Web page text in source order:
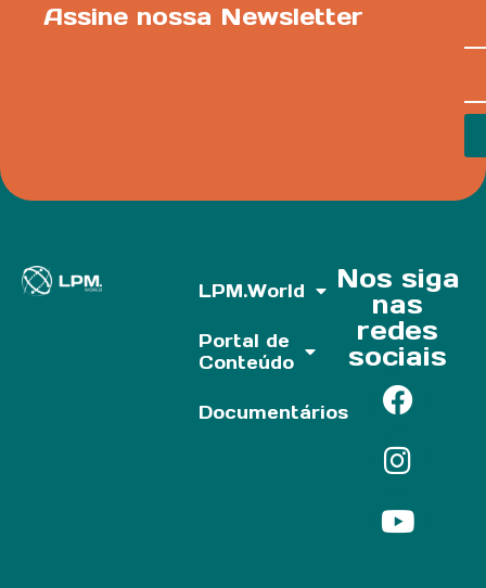
Assine nossa Newsletter
LPM.World
Portal de
Conteúdo
Documentários
Nos siga
nas
redes
sociais